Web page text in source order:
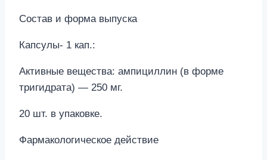
Состав и форма выпуска
Капсулы- 1 кап.:
Активные вещества: ампициллин (в форме
тригидрата) — 250 мг.
20 шт. в упаковке.
Фармакологическое действие